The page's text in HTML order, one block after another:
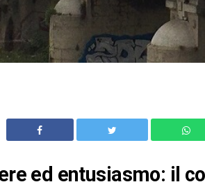
ed entusiasmo: il